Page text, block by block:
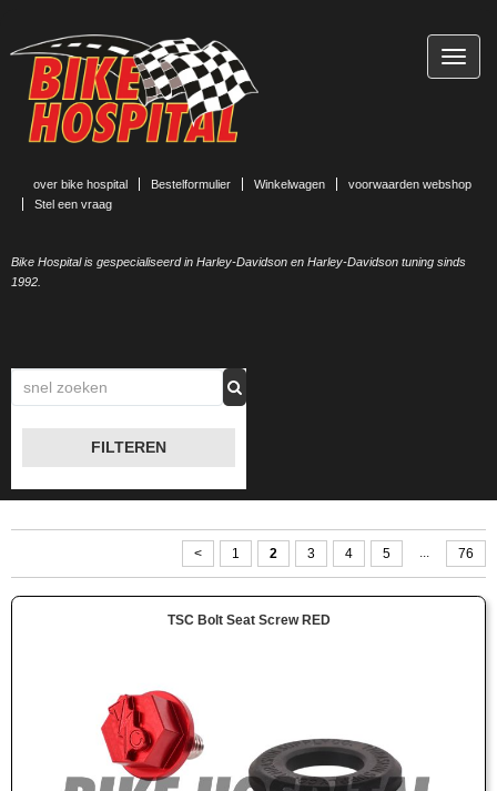
over bike hospital Bestelformulier Winkelwagen
voorwaarden webshop
Stel een vraag
Bike Hospital is gespecialiseerd in Harley-Davidson en Harley-Davidson tuning sinds
1992.
FILTEREN
< 1 2 3 4 5 ... 76
TSC Bolt Seat Screw RED